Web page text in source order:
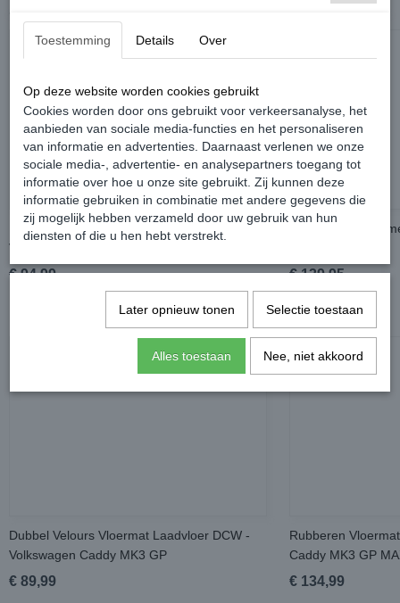
Dubbel Velours Vloermat Laadvloer -
Volkswagen Caddy MK3 GP
€ 94,99
Wielkast
€ 139,95
Dubbel Velours Vloermat Laadvloer DCW -
Volkswagen Caddy MK3 GP
€ 89,99
Rubberen
Caddy MK3 GP
€ 134,99
Toestemming Details Over
Op deze website worden cookies gebruikt
Cookies worden door ons gebruikt voor verkeersanalyse, het
aanbieden van sociale media-functies en het personaliseren
van informatie en advertenties. Daarnaast verlenen we onze
sociale media-, advertentie- en analysepartners toegang tot
informatie over hoe u onze site gebruikt. Zij kunnen deze
informatie gebruiken in combinatie met andere gegevens die
zij mogelijk hebben verzameld door uw gebruik van hun
diensten of die u hen hebt verstrekt.
Later opnieuw tonen Selectie toestaan
Alles toestaan Nee, niet akkoord